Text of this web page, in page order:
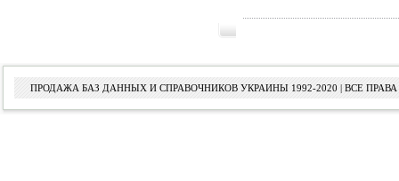
ПРОДАЖА БАЗ ДАННЫХ И СПРАВОЧНИКОВ УКРАИНЫ 1992-2020 | ВСЕ